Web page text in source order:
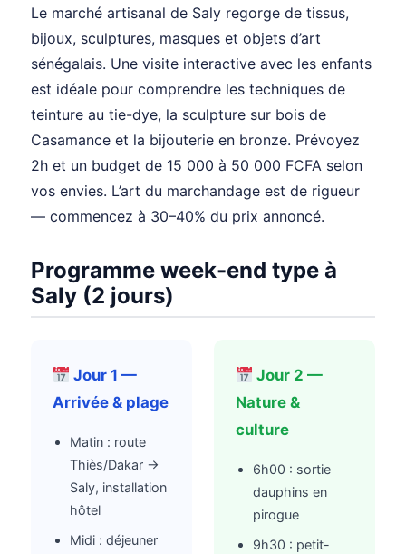
Le marché artisanal de Saly regorge de tissus,
bijoux, sculptures, masques et objets d’art
sénégalais. Une visite interactive avec les enfants
est idéale pour comprendre les techniques de
teinture au tie-dye, la sculpture sur bois de
Casamance et la bijouterie en bronze. Prévoyez
2h et un budget de 15 000 à 50 000 FCFA selon
vos envies. L’art du marchandage est de rigueur
— commencez à 30–40% du prix annoncé.
Programme week-end type à
Saly (2 jours)
Jour 1 —
Arrivée & plage
Matin : route
Thiès/Dakar →
Saly, installation
hôtel
Midi : déjeuner
Jour 2 —
Nature &
culture
6h00 : sortie
dauphins en
pirogue
9h30 : petit-